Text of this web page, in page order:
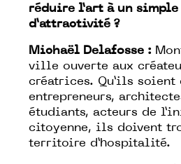
réduire l’art à un
d’attractivité ?
Michaël Delafosse :
ville ouverte aux
créatrices. Qu’ils soient
entrepreneurs,
étudiants, acteurs de
citoyenne, ils doivent
territoire d’hospitalité.